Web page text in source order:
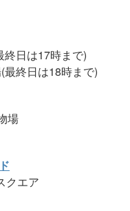
終日は17時まで)
最終日は18時まで)
場
クエア